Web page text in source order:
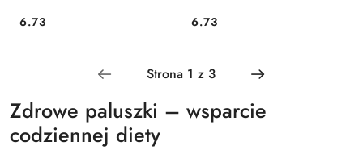
Cena:
6.73 Cena:
6.73
Zdrowe paluszki – wsparcie
codziennej diety